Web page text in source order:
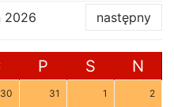
2026 następny
P S N
30 31 1 2